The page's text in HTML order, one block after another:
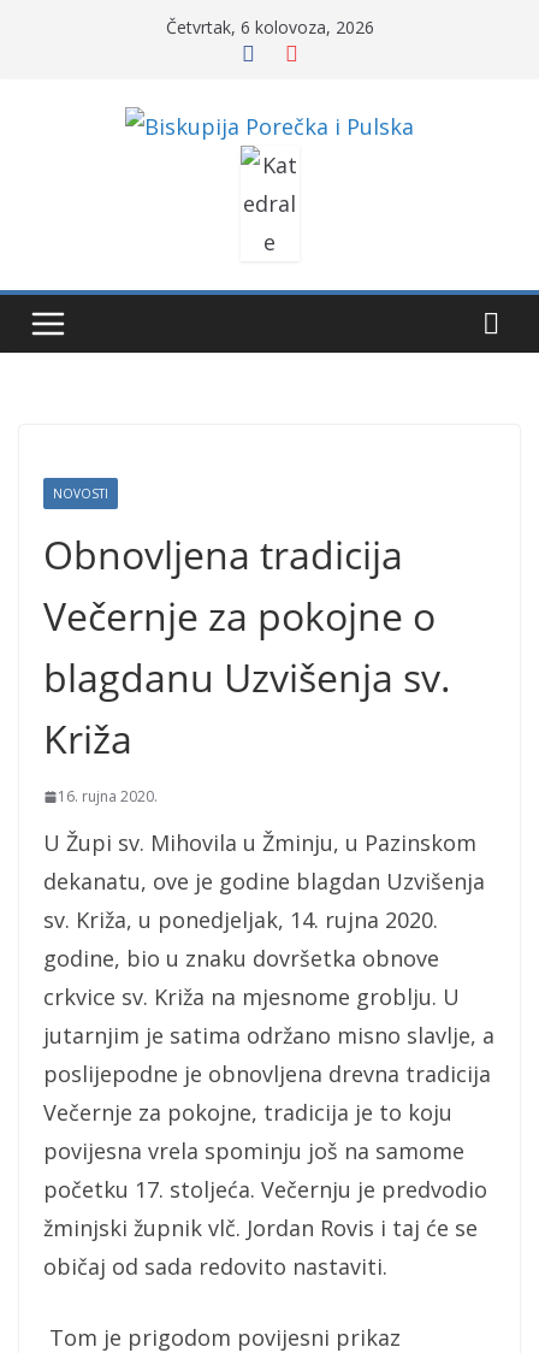
Četvrtak, 6 kolovoza, 2026
NOVOSTI
Obnovljena tradicija
Večernje za pokojne o
blagdanu Uzvišenja sv.
Križa
16. rujna 2020.
U Župi sv. Mihovila u Žminju, u Pazinskom
dekanatu, ove je godine blagdan Uzvišenja
sv. Križa, u ponedjeljak, 14. rujna 2020.
godine, bio u znaku dovršetka obnove
crkvice sv. Križa na mjesnome groblju. U
jutarnjim je satima održano misno slavlje, a
poslijepodne je obnovljena drevna tradicija
Večernje za pokojne, tradicija je to koju
povijesna vrela spominju još na samome
početku 17. stoljeća. Večernju je predvodio
žminjski župnik vlč. Jordan Rovis i taj će se
običaj od sada redovito nastaviti.
Tom je prigodom povijesni prikaz